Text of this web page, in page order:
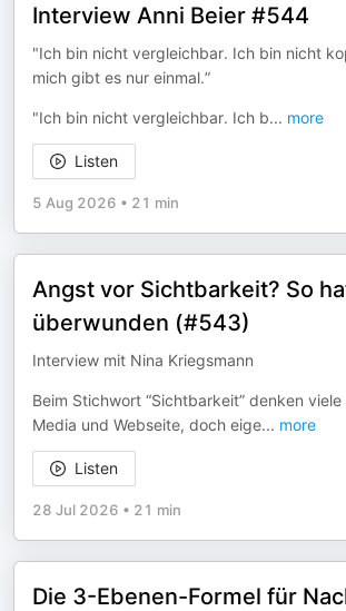
Interview Anni Beier #544
"Ich bin nicht vergleichbar. Ich bin nicht
mich gibt es nur einmal.”
"Ich bin nicht vergleichbar. Ich b... more
Listen
5 Aug 2026 • 21 min
Angst vor Sichtbarkeit? So
überwunden (#543)
Interview mit Nina Kriegsmann
Beim Stichwort “Sichtbarkeit” denken
Media und Webseite, doch eige... more
Listen
28 Jul 2026 • 21 min
Die 3-Ebenen-Formel für